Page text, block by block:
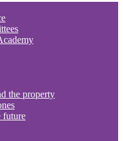
the property
future